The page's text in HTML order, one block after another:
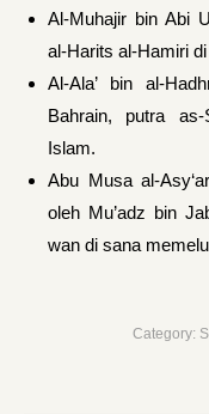
Al-Muhajir bin Abi
al-Harits al-Hamiri
Al-Ala’ bin al-
Bahrain, putra as-
Islam.
Abu Musa al-
oleh Mu’adz bin
wan di sana
Category: